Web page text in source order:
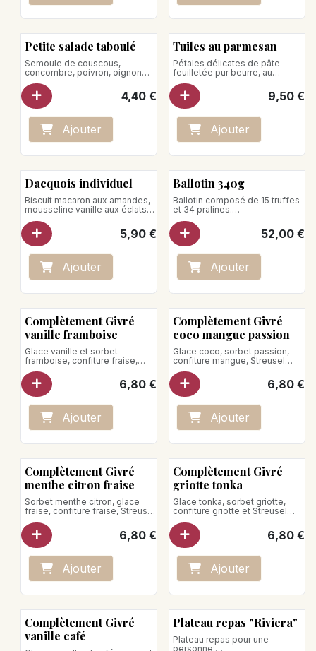
Petite salade taboulé
Semoule de couscous,
concombre, poivron, oignon
rouge, menthe, raison sec et
tomate.
Poids net : 140g
4,40€
Ajouter
Tuiles au parmesan
Pétales délicates de pâte
feuilletée pur beurre, au
parmesan
9,50€
Ajouter
Dacquois individuel
Biscuit macaron aux amandes,
mousseline vanille aux éclats
de nougatine
5,90€
Ajouter
Ballotin 340g
Ballotin composé de 15 truffes
et 34 pralines.
Poids net : 340g
52,00€
Ajouter
Complètement Givré
vanille framboise
Glace vanille et sorbet
framboise, confiture fraise,
meringue
Poids net: 165g
Ne jamais recongeler un
produit décongelé
6,80€
Ajouter
Complètement Givré
coco mangue passion
Glace coco, sorbet passion,
confiture mangue, Streusel
Poids net: 165g
Ne jamais recongeler un
produit décongelé.
6,80€
Ajouter
Complètement Givré
menthe citron fraise
Sorbet menthe citron, glace
fraise, confiture fraise, Streusel
Poids net: 165g
Ne jamais recongeler un
produit décongelé.
6,80€
Ajouter
Complètement Givré
griotte tonka
Glace tonka, sorbet griotte,
confiture griotte et Streusel
Poids net: 165g
Ne jamais recongeler un
produit décongelé
6,80€
Ajouter
Complètement Givré
vanille café
Plateau repas "Riviera"
Plateau repas pour une
personne: